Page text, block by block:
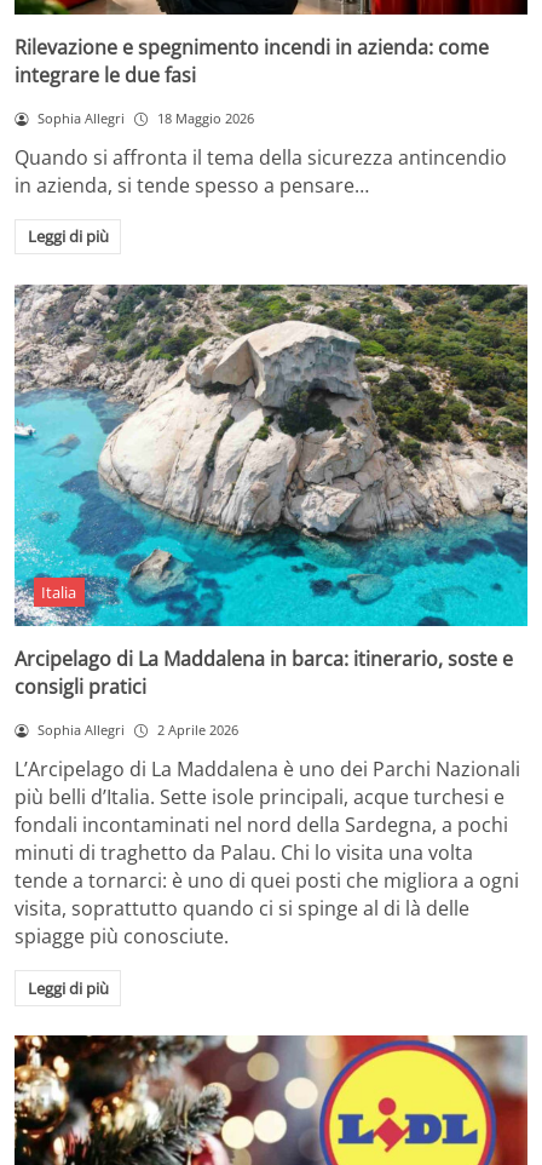
Rilevazione e spegnimento incendi in azienda: come
integrare le due fasi
Sophia Allegri 18 Maggio 2026
Quando si affronta il tema della sicurezza antincendio
in azienda, si tende spesso a pensare…
Leggi di più
Italia
Arcipelago di La Maddalena in barca: itinerario, soste e
consigli pratici
Sophia Allegri 2 Aprile 2026
L’Arcipelago di La Maddalena è uno dei Parchi Nazionali
più belli d’Italia. Sette isole principali, acque turchesi e
fondali incontaminati nel nord della Sardegna, a pochi
minuti di traghetto da Palau. Chi lo visita una volta
tende a tornarci: è uno di quei posti che migliora a ogni
visita, soprattutto quando ci si spinge al di là delle
spiagge più conosciute.
Leggi di più